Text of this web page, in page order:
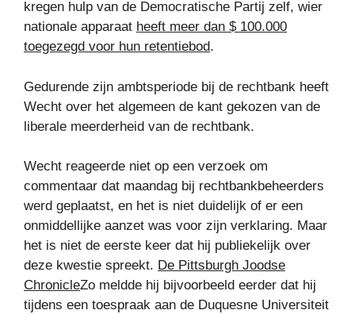
kregen hulp van de Democratische Partij zelf, wier
nationale apparaat heeft meer dan $ 100.000
toegezegd voor hun retentiebod.
Gedurende zijn ambtsperiode bij de rechtbank heeft
Wecht over het algemeen de kant gekozen van de
liberale meerderheid van de rechtbank.
Wecht reageerde niet op een verzoek om
commentaar dat maandag bij rechtbankbeheerders
werd geplaatst, en het is niet duidelijk of er een
onmiddellijke aanzet was voor zijn verklaring. Maar
het is niet de eerste keer dat hij publiekelijk over
deze kwestie spreekt. De Pittsburgh Joodse
ChronicleZo meldde hij bijvoorbeeld eerder dat hij
tijdens een toespraak aan de Duquesne Universiteit